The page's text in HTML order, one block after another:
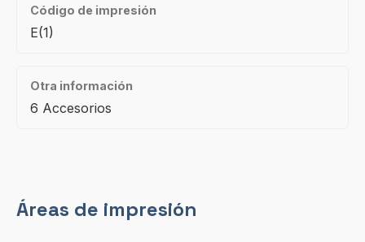
Código de impresión
E(1)
Otra información
6 Accesorios
Áreas de impresión